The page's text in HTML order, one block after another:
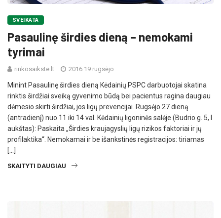
SVEIKATA
Pasaulinę širdies dieną – nemokami
tyrimai
rinkosaikste.lt 2016 19 rugsėjo
Minint Pasaulinę širdies dieną Kėdainių PSPC darbuotojai skatina
rinktis širdžiai sveiką gyvenimo būdą bei pacientus ragina daugiau
dėmesio skirti širdžiai, jos ligų prevencijai. Rugsėjo 27 dieną
(antradienį) nuo 11 iki 14 val. Kėdainių ligoninės salėje (Budrio g. 5, I
aukštas): Paskaita „Širdies kraujagyslių ligų rizikos faktoriai ir jų
profilaktika“. Nemokamai ir be išankstinės registracijos: tiriamas
[…]
SKAITYTI DAUGIAU